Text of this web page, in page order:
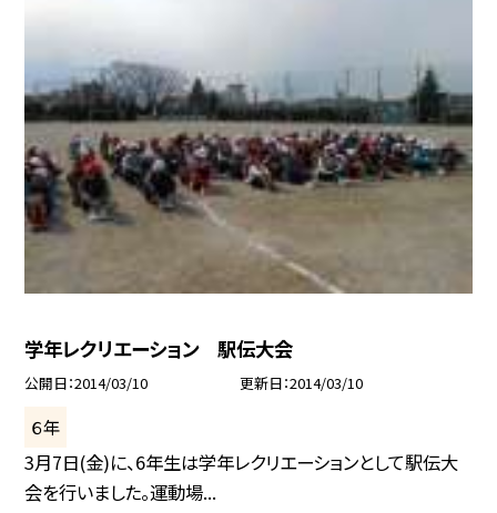
学年レクリエーション 駅伝大会
公開日 2014/03/10 更新日 2014/03/10
６年
3月7日(金)に、6年生は学年レクリエーションとして駅伝大
会を行いました。運動場...